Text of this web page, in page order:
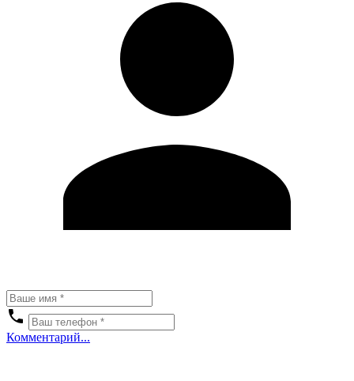
Комментарий...